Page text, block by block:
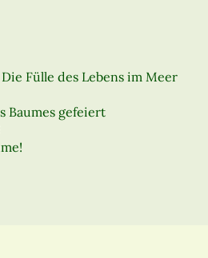
Fülle des Lebens im Meer
Baumes gefeiert